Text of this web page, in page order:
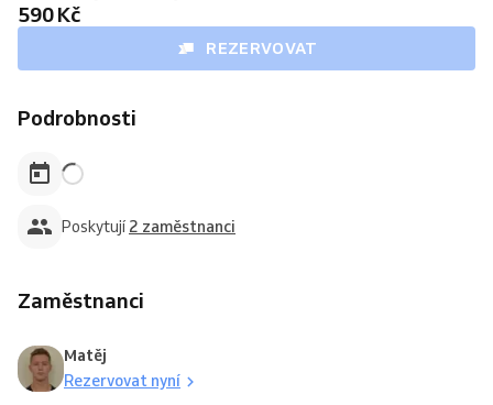
590 Kč
REZERVOVAT
Podrobnosti
Poskytují 2 zaměstnanci
Zaměstnanci
Matěj
Rezervovat nyní